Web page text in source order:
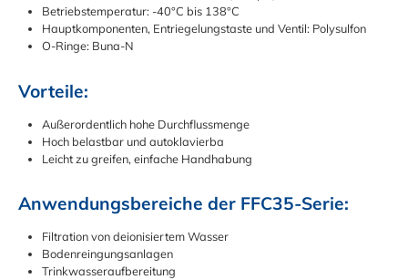
Betriebstemperatur: -40°C bis 138°C
Hauptkomponenten, Entriegelungstaste und Ventil: Polysulfon
O-Ringe: Buna-N
Vorteile:
Außerordentlich hohe Durchflussmenge
Hoch belastbar und autoklavierba
Leicht zu greifen, einfache Handhabung
Anwendungsbereiche der FFC35-Serie:
Filtration von deionisiertem Wasser
Bodenreingungsanlagen
Trinkwasseraufbereitung